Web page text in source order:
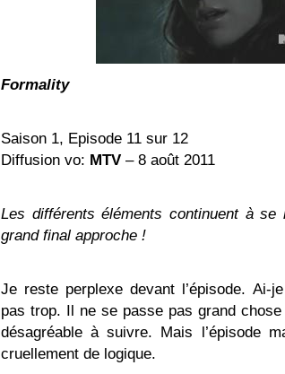
Formality
Saison 1, Episode 11 sur 12
Diffusion vo: MTV – 8 août 2011
Les différents éléments continuent à
grand final approche !
Je reste perplexe devant l’épisode. Ai-
pas trop. Il ne se passe pas grand chose
désagréable à suivre. Mais l’épisode
cruellement de logique.